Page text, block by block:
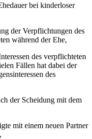
bei kinderloser
der Verpflichtungen des
während der Ehe,
des verpflichteten
Fällen hat dabei der
des
der Scheidung mit dem
mit einem neuen Partner